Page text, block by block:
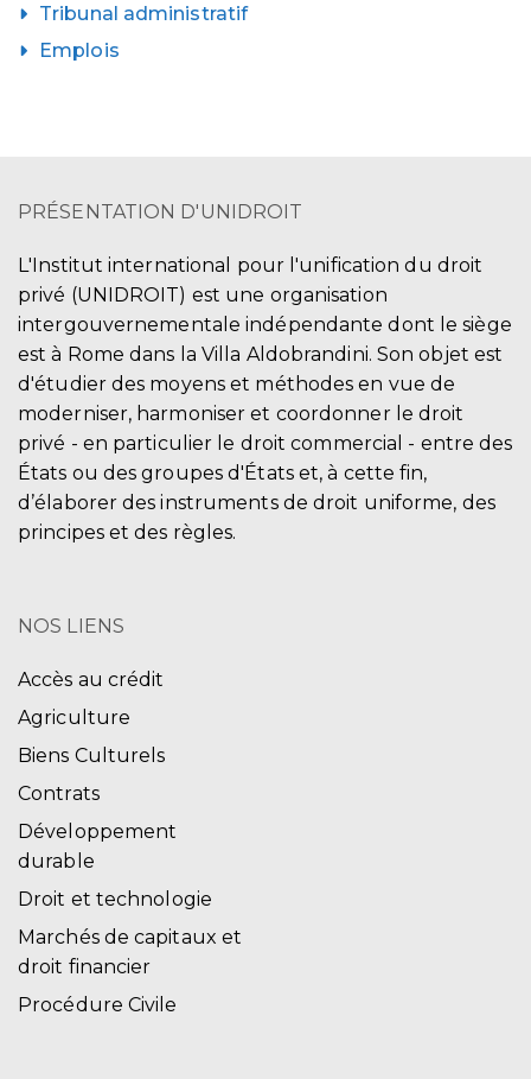
Tribunal administratif
Emplois
PRÉSENTATION D'UNIDROIT
L'Institut international pour l'unification du droit
privé (UNIDROIT) est une organisation
intergouvernementale indépendante dont le siège
est à Rome dans la Villa Aldobrandini. Son objet est
d'étudier des moyens et méthodes en vue de
moderniser, harmoniser et coordonner le droit
privé - en particulier le droit commercial - entre des
États ou des groupes d'États et, à cette fin,
d’élaborer des instruments de droit uniforme, des
principes et des règles.
NOS LIENS
Accès au crédit
Agriculture
Biens Culturels
Contrats
Développement
durable
Droit et technologie
Marchés de capitaux et
droit financier
Procédure Civile